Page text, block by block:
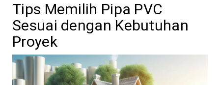
Tips Memilih Pipa PVC
Sesuai dengan Kebutuhan
Proyek